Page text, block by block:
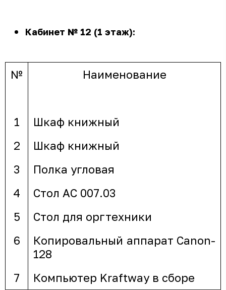
Кабинет № 12 (1 этаж):
№ Наименование
1
Шкаф книжный
2
Шкаф книжный
3
Полка угловая
4
Стол АС 007.03
5
Стол для оргтехники
6
Копировальный аппарат Canon-
128
7
Компьютер Kraftway в сборе